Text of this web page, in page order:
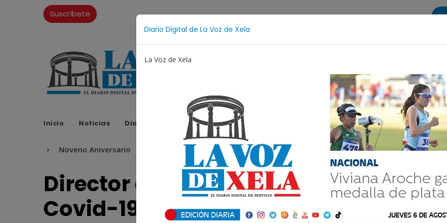
Diario Digital de La Voz de Xela
La Voz de Xela
Suscríbete
Inicio Noticias Diario Digital Opiniones La Voz de Xela Sports Contáctanos LA VOZ 25
Noveno Aniversario Fichajes Niñez y Adolescencia Estafa Protección Infantil Incendios
Director de Hospital Temporal
Covid-19: "Xela ha sido un lugar